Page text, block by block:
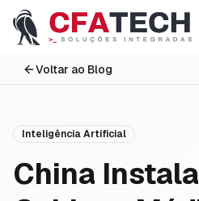
Pular para o conteúdo principal
Voltar ao Blog
Inteligência Artificial
China